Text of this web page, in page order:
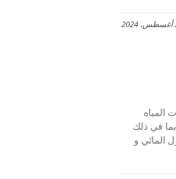
المياه
في ذلك
المائي و